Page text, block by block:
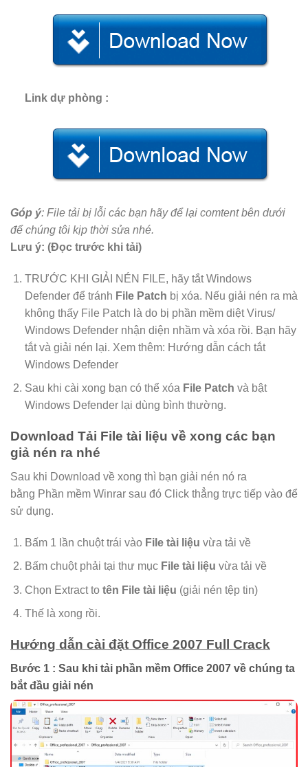
Link dự phòng :
Góp ý: File tải bị lỗi các bạn hãy để lại comtent bên dưới
để chúng tôi kịp thời sửa nhé.
Lưu ý: (Đọc trước khi tải)
TRƯỚC KHI GIẢI NÉN FILE, hãy tắt Windows
Defender để tránh File Patch bị xóa. Nếu giải nén ra mà
không thấy File Patch là do bị phần mềm diệt Virus/
Windows Defender nhận diện nhầm và xóa rồi. Bạn hãy
tắt và giải nén lại. Xem thêm: Hướng dẫn cách tắt
Windows Defender
Sau khi cài xong bạn có thể xóa File Patch và bật
Windows Defender lại dùng bình thường.
Download Tải File tài liệu về xong các bạn
giả nén ra nhé
Sau khi Download về xong thì bạn giải nén nó ra
bằng Phần mềm Winrar sau đó Click thẳng trực tiếp vào để
sử dụng.
Bấm 1 lần chuột trái vào File tài liệu vừa tải về
Bấm chuột phải tại thư mục File tài liệu vừa tải về
Chọn Extract to tên File tài liệu (giải nén tệp tin)
Thế là xong rồi.
Hướng dẫn cài đặt Office 2007 Full Crack
Bước 1 : Sau khi tải phần mềm Office 2007 về chúng ta
bắt đầu giải nén